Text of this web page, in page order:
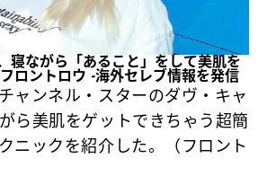
寝ながら「あること」をして美肌を
ロントロウ -海外セレブ情報を発信
ャンネル・スターのダヴ・キャ
ら美肌をゲットできちゃう超簡
ニックを紹介した。（フロント